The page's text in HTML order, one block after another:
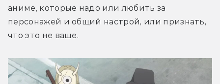
аниме, которые надо или любить за
персонажей и общий настрой, или признать,
что это не ваше.